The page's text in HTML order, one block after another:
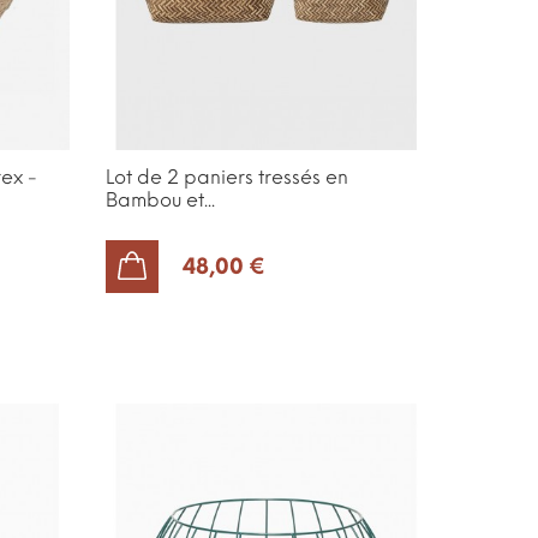
-
Lot de 2 paniers tressés en
Bambou et...
48,00 €